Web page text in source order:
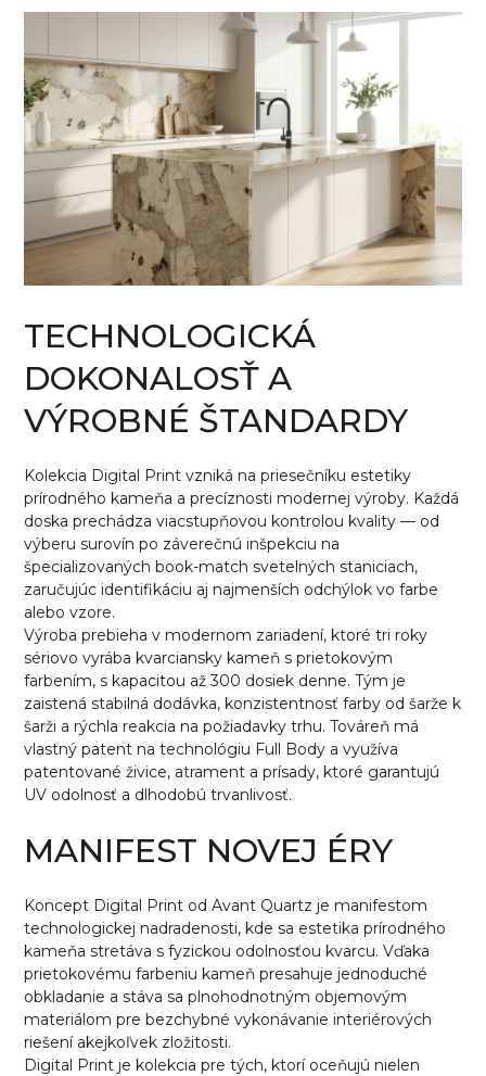
TECHNOLOGICKÁ
DOKONALOSŤ A
VÝROBNÉ ŠTANDARDY
Kolekcia Digital Print vzniká na priesečníku estetiky
prírodného kameňa a precíznosti modernej výroby. Každá
doska prechádza viacstupňovou kontrolou kvality — od
výberu surovín po záverečnú inšpekciu na
špecializovaných book-match svetelných staniciach,
zaručujúc identifikáciu aj najmenších odchýlok vo farbe
alebo vzore.
Výroba prebieha v modernom zariadení, ktoré tri roky
sériovo vyrába kvarciansky kameň s prietokovým
farbením, s kapacitou až 300 dosiek denne. Tým je
zaistená stabilná dodávka, konzistentnosť farby od šarže k
šarži a rýchla reakcia na požiadavky trhu. Továreň má
vlastný patent na technológiu Full Body a využíva
patentované živice, atrament a prísady, ktoré garantujú
UV odolnosť a dlhodobú trvanlivosť.
MANIFEST NOVEJ ÉRY
Koncept Digital Print od Avant Quartz je manifestom
technologickej nadradenosti, kde sa estetika prírodného
kameňa stretáva s fyzickou odolnosťou kvarcu. Vďaka
prietokovému farbeniu kameň presahuje jednoduché
obkladanie a stáva sa plnohodnotným objemovým
materiálom pre bezchybné vykonávanie interiérových
riešení akejkoľvek zložitosti.
Digital Print je kolekcia pre tých, ktorí oceňujú nielen